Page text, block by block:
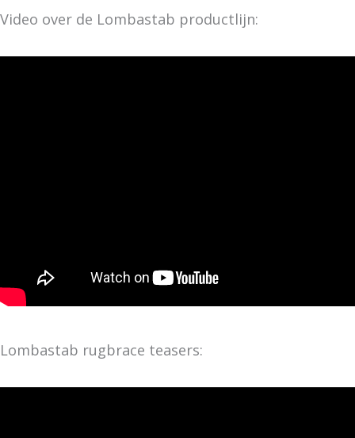
Video over de Lombastab productlijn:
Lombastab rugbrace teasers: